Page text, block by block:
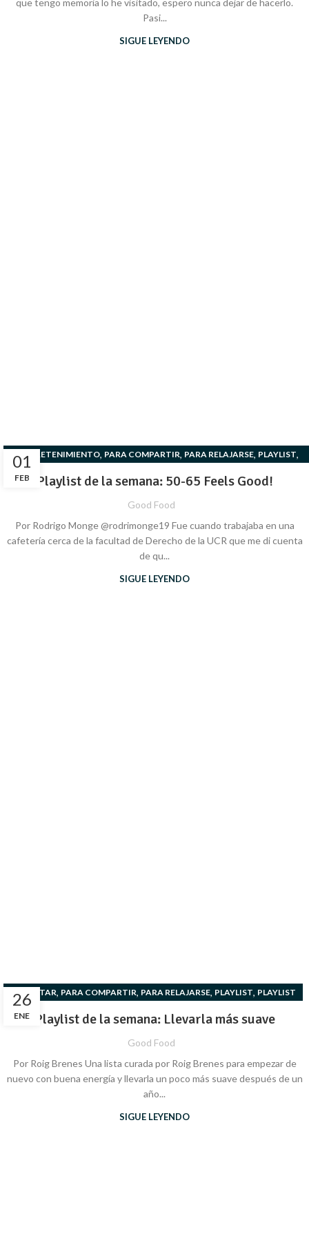
que tengo memoria lo he visitado, espero nunca dejar de hacerlo.
Pasi...
SIGUE LEYENDO
01
FEB
ENTRETENIMIENTO, PARA COMPARTIR, PARA RELAJARSE, PLAYLIST,
Playlist de la semana: 50-65 Feels Good!
Good Food
Por Rodrigo Monge @rodrimonge19 Fue cuando trabajaba en una
cafetería cerca de la facultad de Derecho de la UCR que me di cuenta
de qu...
SIGUE LEYENDO
26
ENE
BIENESTAR, PARA COMPARTIR, PARA RELAJARSE, PLAYLIST, PLAYLIST
Playlist de la semana: Llevarla más suave
Good Food
Por Roig Brenes Una lista curada por Roig Brenes para empezar de
nuevo con buena energía y llevarla un poco más suave después de un
año...
SIGUE LEYENDO